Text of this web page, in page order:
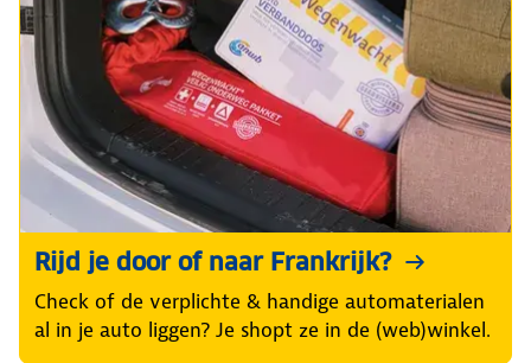
Rijd je door of naar Frankrijk?
Check of de verplichte & handige automaterialen
al in je auto liggen? Je shopt ze in de (web)winkel.